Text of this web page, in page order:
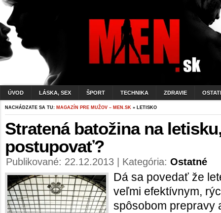
ÚVOD LÁSKA, SEX ŠPORT TECHNIKA ZDRAVIE
NACHÁDZATE SA TU: MAGAZÍN PRE MUŽOV – MEN.SK » LETISKO
Stratená batožina na
postupovať?
Publikované: 22.12.2013 | Kategória: Ostatné
Dá sa povedať že
veľmi efektívnym,
spôsobom prepravy